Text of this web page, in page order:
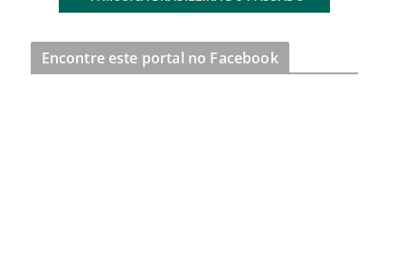
Encontre este portal no Facebook